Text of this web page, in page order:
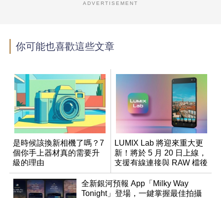
ADVERTISEMENT
你可能也喜歡這些文章
是時候該換新相機了嗎？7
個你手上器材真的需要升
級的理由
LUMIX Lab 將迎來重大更
新！將於 5 月 20 日上線，
支援有線連接與 RAW 檔後
製
全新銀河預報 App「Milky Way
Tonight」登場，一鍵掌握最佳拍攝